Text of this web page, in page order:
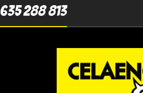
635 288 813